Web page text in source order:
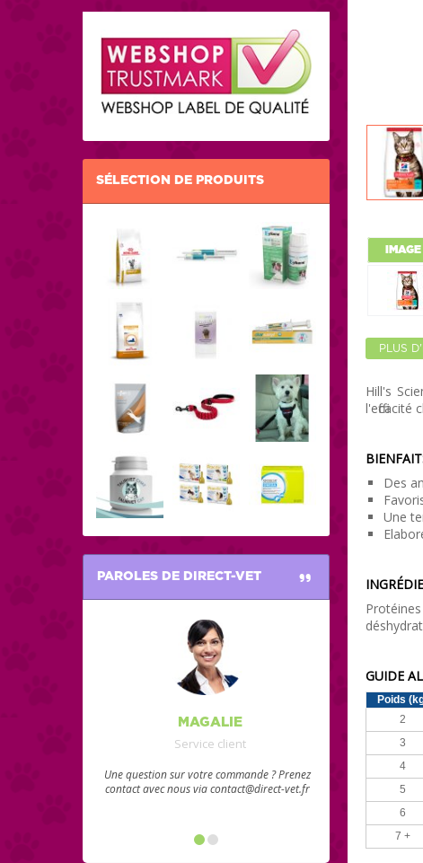
SÉLECTION DE PRODUITS
PAROLES DE DIRECT-VET
MAGALIE
Service client
Une question sur votre commande ? Prenez
contact avec nous via contact@direct-vet.fr
IMAGE
PLUS
Hill's
Des
Une
GUIDE
Poids
2
3
4
5
6
7 +